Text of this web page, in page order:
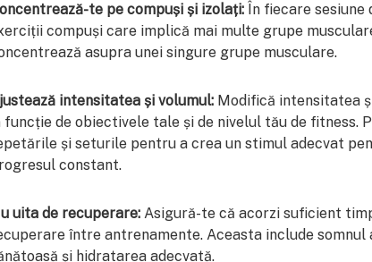
te pe compuși și izolați: În fiecare
compuși care implică mai multe grupe
asupra unei singure grupe musculare.
intensitatea și volumul: Modifică intensitatea
funcție de obiectivele tale și de nivelul tău de fitness.
și seturile pentru a crea un stimul adecvat
constant.
uita de recuperare: Asigură-te că acorzi suficient
între antrenamente. Aceasta include somnul
și hidratarea adecvată.